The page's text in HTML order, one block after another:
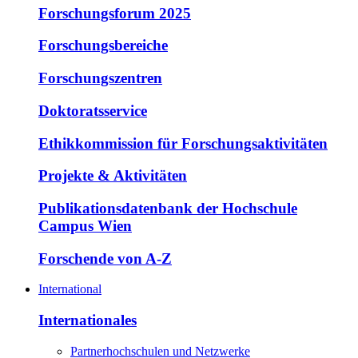
Forschungsforum 2025
Forschungsbereiche
Forschungszentren
Doktoratsservice
Ethikkommission für Forschungsaktivitäten
Projekte & Aktivitäten
Publikationsdatenbank der Hochschule
Campus Wien
Forschende von A-Z
International
Internationales
Partnerhochschulen und Netzwerke